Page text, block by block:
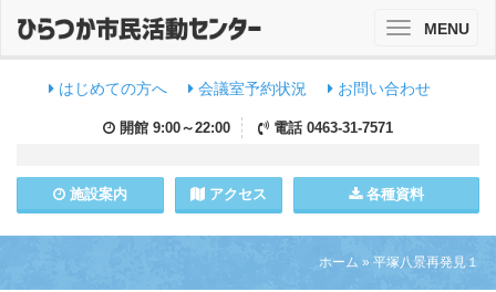
はじめての方へ 会議室予約状況 お問い合わせ
開館 9:00～22:00 電話 0463-31-7571
施設案内 アクセス 各種資料
ToggleMENU
ホーム » 平塚八景再発見１